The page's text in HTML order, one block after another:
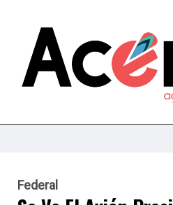
Federal